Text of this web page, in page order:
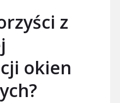
z
okien